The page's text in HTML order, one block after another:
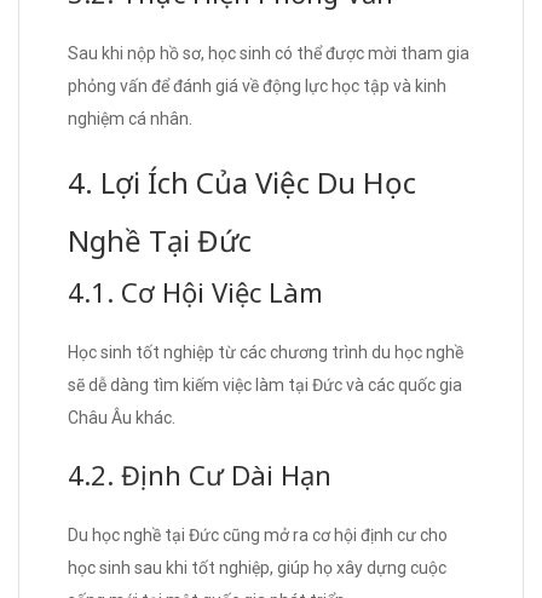
Sau khi nộp hồ sơ, học sinh có thể được mời tham gia
phỏng vấn để đánh giá về động lực học tập và kinh
nghiệm cá nhân.
4. Lợi Ích Của Việc Du Học
Nghề Tại Đức
4.1. Cơ Hội Việc Làm
Học sinh tốt nghiệp từ các chương trình du học nghề
sẽ dễ dàng tìm kiếm việc làm tại Đức và các quốc gia
Châu Âu khác.
4.2. Định Cư Dài Hạn
Du học nghề tại Đức cũng mở ra cơ hội định cư cho
học sinh sau khi tốt nghiệp, giúp họ xây dựng cuộc